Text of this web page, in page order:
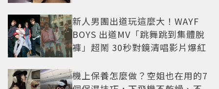
新人男團出道玩這麼大！WAYF
BOYS 出道MV「跳舞跳到集體脫
褲」超鬧 30秒對鏡清唱影片爆紅
機上保養怎麼做？空姐也在用的7